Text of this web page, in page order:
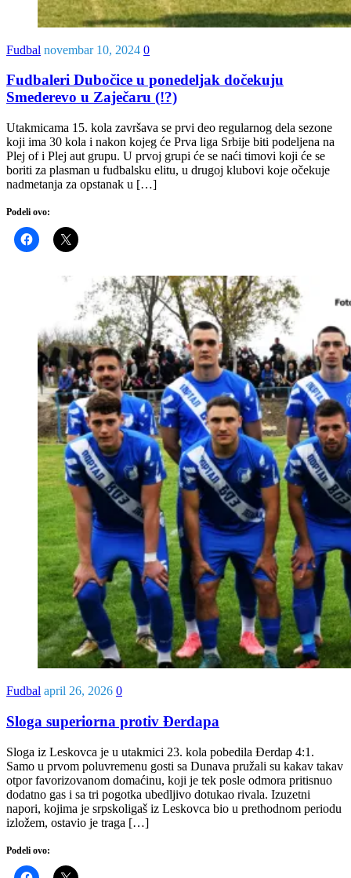
Fudbal novembar 10, 2024 0
Fudbaleri Dubočice u ponedeljak dočekuju
Smederevo u Zaječaru (!?)
Utakmicama 15. kola završava se prvi deo regularnog dela sezone
koji ima 30 kola i nakon kojeg će Prva liga Srbije biti podeljena na
Plej of i Plej aut grupu. U prvoj grupi će se naći timovi koji će se
boriti za plasman u fudbalsku elitu, u drugoj klubovi koje očekuje
nadmetanja za opstanak u […]
Podeli ovo:
Fudbal april 26, 2026 0
Sloga superiorna protiv Đerdapa
Sloga iz Leskovca je u utakmici 23. kola pobedila Đerdap 4:1.
Samo u prvom poluvremenu gosti sa Dunava pružali su kakav takav
otpor favorizovanom domaćinu, koji je tek posle odmora pritisnuo
dodatno gas i sa tri pogotka ubedljivo dotukao rivala. Izuzetni
napori, kojima je srpskoligaš iz Leskovca bio u prethodnom periodu
izložem, ostavio je traga […]
Podeli ovo: